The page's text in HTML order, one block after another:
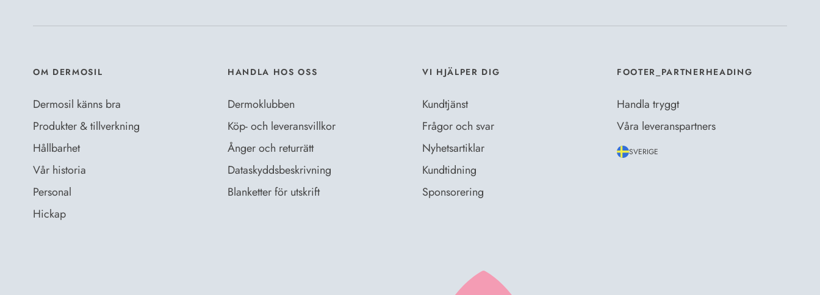
OM DERMOSIL
Dermosil känns bra
Produkter & tillverkning
Hållbarhet
Vår historia
Personal
Hickap
HANDLA HOS OSS
Dermoklubben
Köp- och leveransvillkor
Ånger och returrätt
Dataskyddsbeskrivning
Blanketter för utskrift
VI HJÄLPER DIG
Kundtjänst
Frågor och svar
Nyhetsartiklar
Kundtidning
Sponsorering
FOOTER_PARTNERHEADING
Handla tryggt
Våra leveranspartners
SVERIGE